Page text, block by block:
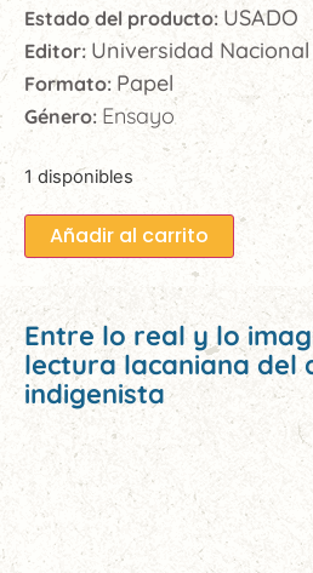
Estado del producto: USADO
Editor: Universidad
Formato: Papel
Género: Ensayo
1 disponibles
Añadir al carrito
Entre lo real y lo
lectura lacaniana del
indigenista